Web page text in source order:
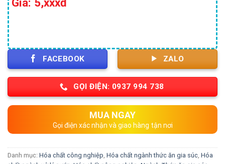
Giá: 5,xxxđ
FACEBOOK ZALO
GỌI ĐIỆN: 0937 994 738
MUA NGAY
Gọi điện xác nhận và giao hàng tận nơi
Danh mục: Hóa chất công nghiệp Hóa chất ngành thức ăn gia súc Hóa